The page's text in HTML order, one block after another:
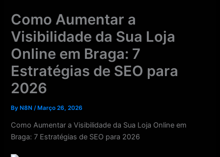
content
Como Aumentar a
Visibilidade da Sua Loja
Online em Braga: 7
Estratégias de SEO para
2026
ByN8N/Março 26, 2026
Como Aumentar a Visibilidade da Sua Loja Online em
Braga: 7 Estratégias de SEO para 2026